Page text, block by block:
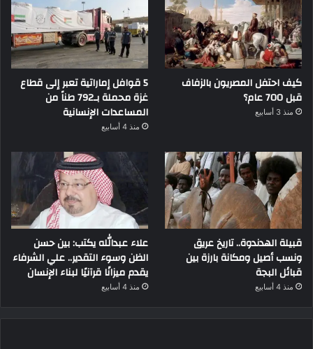
كيف احتفل المصريون بالزفاف
قبل 700 عام؟
منذ 3 أسابيع
5 قوافل إماراتية تعبر إلى قطاع
غزة محملة بـ792 طناً من
المساعدات الإنسانية
منذ 4 أسابيع
قبيلة الهدندوة.. تاريخ عريق
ونسب أصيل ومكانة بارزة بين
قبائل البجة
منذ 4 أسابيع
علاء عبدالله يكتب: بين حسن
الظن وسوء التقدير.. علي الشرفاء
يقدم ميزانًا قرآنيًا لبناء الإنسان
منذ 4 أسابيع